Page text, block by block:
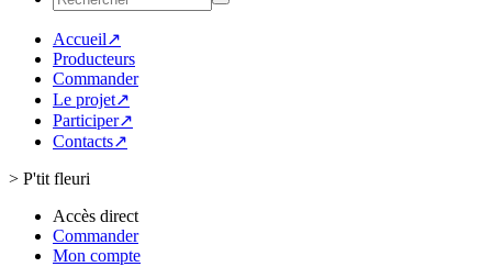
Accueil↗
Producteurs
Commander
Le projet↗
Participer↗
Contacts↗
> P'tit fleuri
Accès direct
Commander
Mon compte